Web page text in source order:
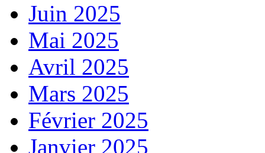
Juin 2025
Mai 2025
Avril 2025
Mars 2025
Février 2025
Janvier 2025